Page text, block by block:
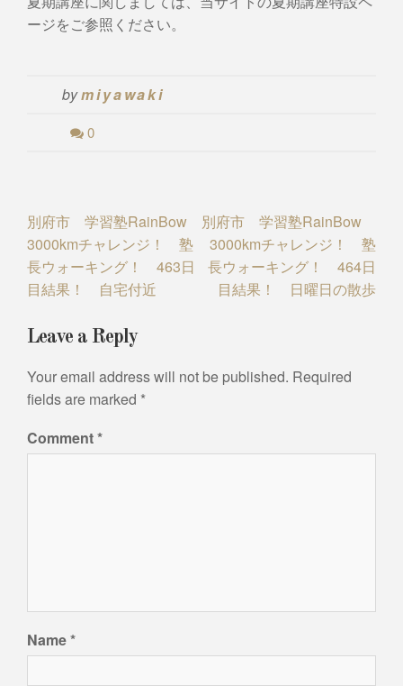
ージをご参照ください。
bymiyawaki
0
Post
navigation
別府市 学習塾RainBow
3000kmチャレンジ！ 塾
長ウォーキング！ 463日
目結果！ 自宅付近
別府市 学習塾RainBow
3000kmチャレンジ！ 塾
長ウォーキング！ 464日
目結果！ 日曜日の散歩
Leave a Reply
Your email address will not be published. Required
fields are marked *
Comment*
Name*